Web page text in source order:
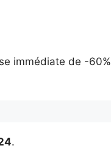
immédiate de -60%
.